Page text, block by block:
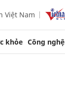
Việt Nam
khỏe Công nghệ